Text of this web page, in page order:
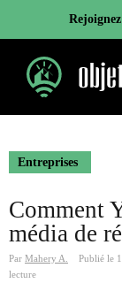
contenu
Entreprises
Comment
média de
Par Mahery A. Publié le
lecture